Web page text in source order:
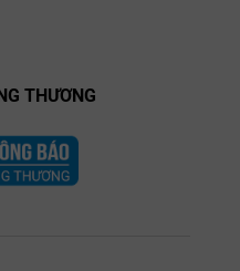
THƯƠNG